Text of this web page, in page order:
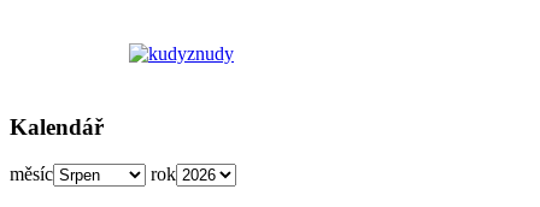
Kalendář
měsíc rok